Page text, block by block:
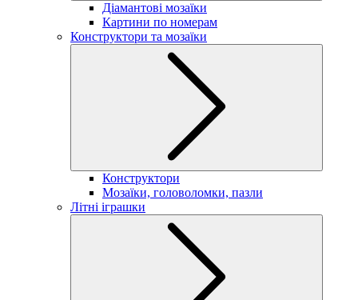
Діамантові мозаїки
Картини по номерам
Конструктори та мозаїки
Конструктори
Мозаїки, головоломки, пазли
Літні іграшки